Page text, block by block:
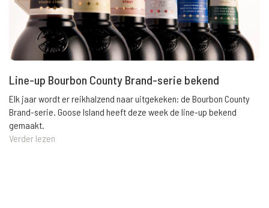
Line-up Bourbon County Brand-serie bekend
Elk jaar wordt er reikhalzend naar uitgekeken: de Bourbon County
Brand-serie. Goose Island heeft deze week de line-up bekend
gemaakt.
Verder lezen